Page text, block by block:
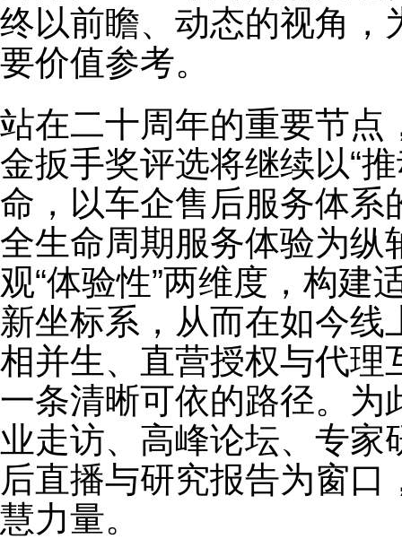
终以前瞻、动态的视角，
要价值参考。
站在二十周年的重要节点
金扳手奖评选将继续以“
命，以车企售后服务体系
全生命周期服务体验为纵
观“体验性”两维度，构建
新坐标系，从而在如今
相并生、直营授权与代理
一条清晰可依的路径。为
业走访、高峰论坛、专
后直播与研究报告为窗
慧力量。